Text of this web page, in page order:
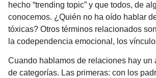
hecho “trending topic” y que todos, de
conocemos. ¿Quién no ha oído hablar
tóxicas? Otros términos relacionados
la codependencia emocional, los
Cuando hablamos de relaciones hay un
de categorías. Las primeras: con los